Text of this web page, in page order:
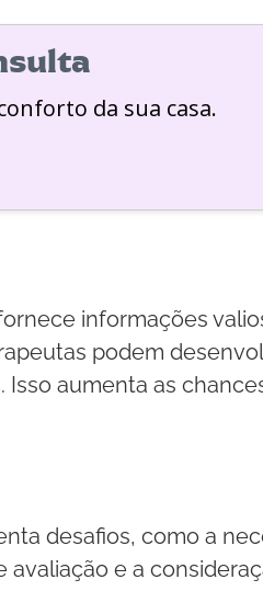
da sua casa.
informações
podem
aumenta as
desafios, como a
e a